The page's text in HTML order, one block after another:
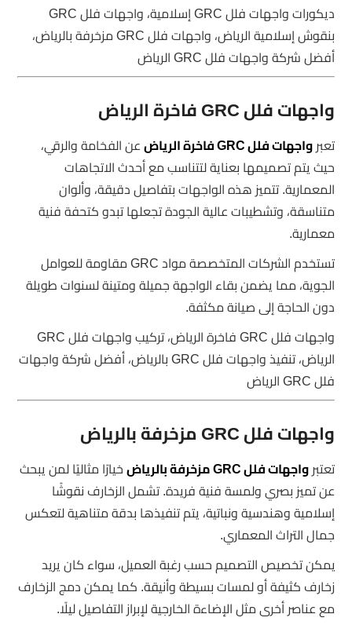
ديكورات واجهات فلل GRC إسلامية، واجهات فلل GRC
بنقوش إسلامية الرياض، واجهات فلل GRC مزخرفة بالرياض،
أفضل شركة واجهات فلل GRC الرياض
واجهات فلل GRC فاخرة الرياض
تعبرواجهات فلل GRC فاخرة الرياض
عن الفخامة والرقي،
حيث يتم تصميمها بعناية لتتناسب مع أحدث الاتجاهات
المعمارية. تتميز هذه الواجهات بتفاصيل دقيقة، وألوان
متناسقة، وتشطيبات عالية الجودة تجعلها تبدو كتحفة فنية
معمارية.
تستخدم الشركات المتخصصة مواد GRC مقاومة للعوامل
الجوية، مما يضمن بقاء الواجهة جميلة ومتينة لسنوات طويلة
دون الحاجة إلى صيانة مكثفة.
واجهات فلل GRC فاخرة الرياض، تركيب واجهات فلل GRC
الرياض، تنفيذ واجهات فلل GRC بالرياض، أفضل شركة واجهات
فلل GRC الرياض
واجهات فلل GRC مزخرفة بالرياض
تعتبرواجهات فلل GRC مزخرفة بالرياض
خيارًا مثاليًا لمن يبحث
عن تميز بصري ولمسة فنية فريدة. تشمل الزخارف نقوشًا
إسلامية وهندسية ونباتية، يتم تنفيذها بدقة متناهية لتعكس
جمال التراث المعماري.
يمكن تخصيص التصميم حسب رغبة العميل، سواء كان يريد
زخارف كثيفة أو لمسات بسيطة وأنيقة. كما يمكن دمج الزخارف
مع عناصر أخرى مثل الإضاءة الخارجية لإبراز التفاصيل ليلًا.